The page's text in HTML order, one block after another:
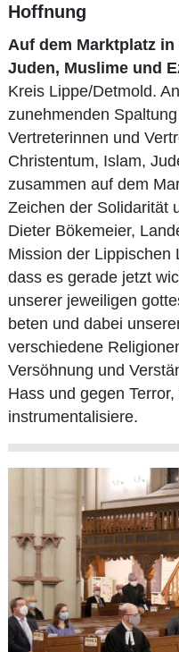
Hoffnung
Auf dem Marktplatz
Juden, Muslime und
Kreis Lippe/Detmold.
zunehmenden
Vertreterinnen und
Christentum, Islam,
zusammen auf dem
Zeichen der Solidarität
Dieter Bökemeier,
Mission der Lippischen
dass es gerade jetzt
unserer jeweiligen
beten und dabei
verschiedene
Versöhnung und
Hass und gegen
instrumentalisiere.